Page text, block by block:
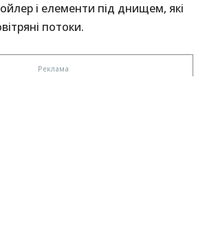
і елементи під днищем, які
потоки.